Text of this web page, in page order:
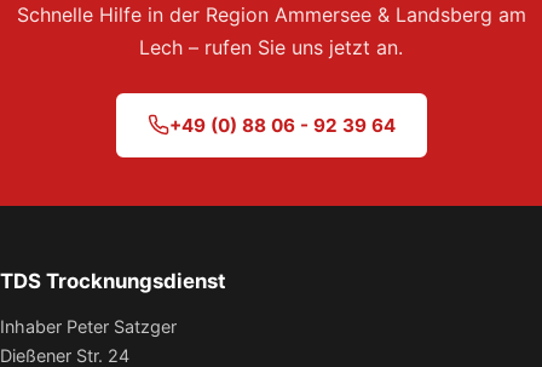
Schnelle Hilfe in der Region Ammersee & Landsberg am
Lech – rufen Sie uns jetzt an.
+49 (0) 88 06 - 92 39 64
TDS Trocknungsdienst
Inhaber Peter Satzger
Dießener Str. 24